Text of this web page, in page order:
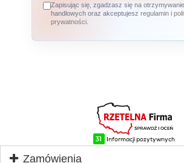
Zapisując się, zgadzasz się na
handlowych oraz akceptujesz regulamin i
prywatności
Zamówienia